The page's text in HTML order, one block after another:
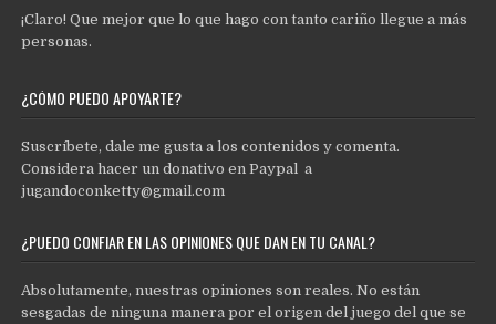
¡Claro! Que mejor que lo que hago con tanto cariño llegue a más
personas.
¿CÓMO PUEDO APOYARTE?
Suscríbete, dale me gusta a los contenidos y comenta.
Considera hacer un donativo en Paypal a
jugandoconketty@gmail.com
¿PUEDO CONFIAR EN LAS OPINIONES QUE DAN EN TU CANAL?
Absolutamente, nuestras opiniones son reales. No están
sesgadas de ninguna manera por el origen del juego del que se